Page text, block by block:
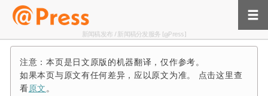
新闻稿发布 / 新闻稿分发服务 [@Press]
注意：本页是日文原版的机器翻译，仅作参考。
如果本页与原文有任何差异，应以原文为准。 点击这里查
看原文。